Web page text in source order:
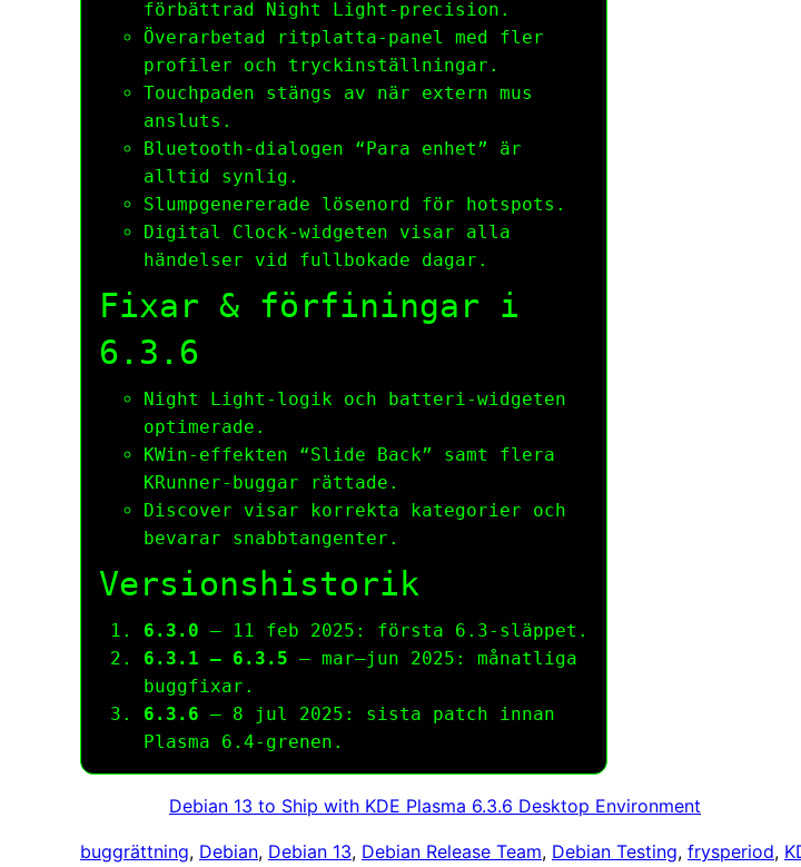
förbättrad Night Light‑precision.
Över­arbetad ritplatta‑panel med fler
profiler och tryckinställningar.
Touchpaden stängs av när extern mus
ansluts.
Bluetooth‑dialogen “Para enhet” är
alltid synlig.
Slump­genererade lösenord för hotspots.
Digital Clock‑widgeten visar alla
händelser vid fullbokade dagar.
Fixar & förfiningar i
6.3.6
Night Light‑logik och batteri‑widgeten
optimerade.
KWin‑effekten “Slide Back” samt flera
KRunner‑buggar rättade.
Discover visar korrekta kategorier och
bevarar snabbtangenter.
Versionshistorik
6.3.0 – 11 feb 2025: första 6.3‑släppet.
6.3.1 – 6.3.5 – mar–jun 2025: månatliga
buggfixar.
6.3.6 – 8 jul 2025: sista patch innan
Plasma 6.4‑grenen.
Debian 13 to Ship with KDE Plasma 6.3.6 Desktop Environment
buggrättning, Debian, Debian 13, Debian Release Team, Debian Testing, frysperiod,